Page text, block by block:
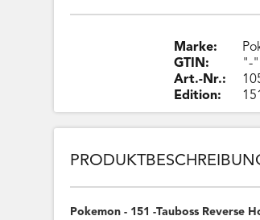
Marke:
GTIN:
Art.-Nr.:
Edition:
"-"
Pokemon - 151 -Tauboss Reverse